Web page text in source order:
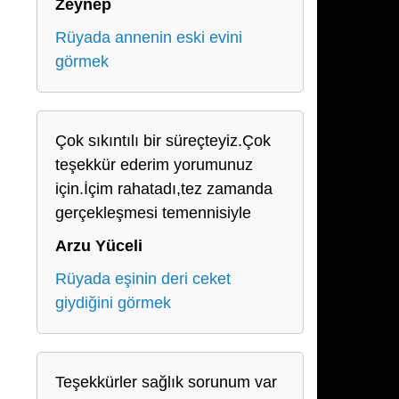
Zeynep
Rüyada annenin eski evini
görmek
Çok sıkıntılı bir süreçteyiz.Çok
teşekkür ederim yorumunuz
için.İçim rahatadı,tez zamanda
gerçekleşmesi temennisiyle
Arzu Yüceli
Rüyada eşinin deri ceket
giydiğini görmek
Teşekkürler sağlık sorunum var